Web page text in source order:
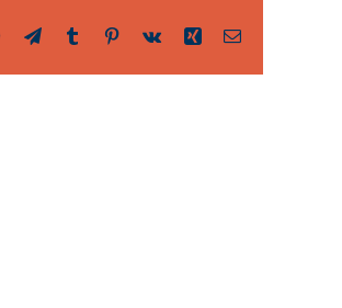
WhatsApp
TelegramTumblr Pinterest
Vk Xing Email